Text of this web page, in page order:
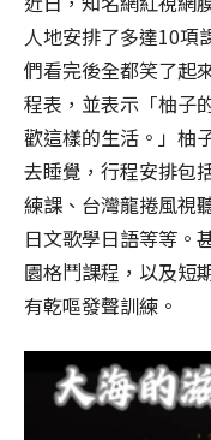
人地安排了多達10項
們看完後全都笑了起
程表，並表示「柚子
歡這樣的生活。」柚
去睡覺，行程安排包
練課、台灣龍捲風視
日文歌學日語等等。
園格鬥課程，以及短
有乾嘔發聲訓練。